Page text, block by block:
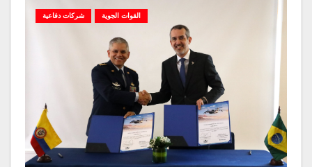
القوات الجوية شركات دفاعية